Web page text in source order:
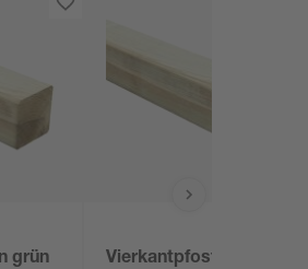
grün
Vierkantpfosten grün